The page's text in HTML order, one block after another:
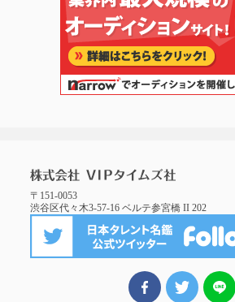
〒151-0053
渋谷区代々木3-57-16 ベルテ参宮橋 II 202
FBでシェアツイート